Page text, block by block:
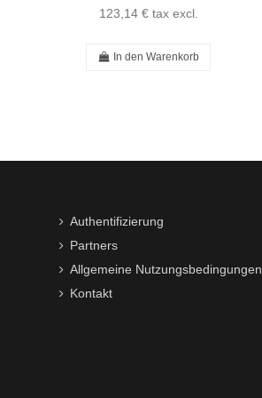
123,14 € tax excl.
In den Warenkorb
Authentifizierung
Partners
Allgemeine Nutzungsbedingungen
Kontakt